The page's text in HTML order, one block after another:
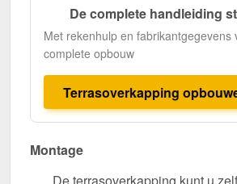
De complete handleiding
Met rekenhulp en fabrikantgegevens
complete opbouw
Terrasoverkapping
Montage
De terrasoverkapping kunt u